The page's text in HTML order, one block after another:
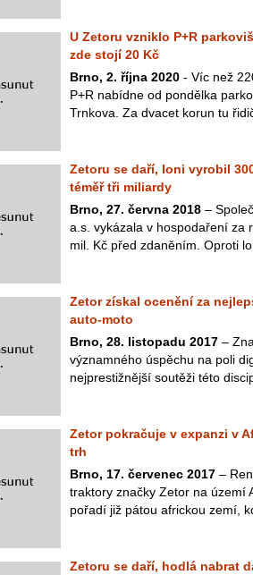
U Zetoru vzniklo P+R
zde stojí 20 Kč
Brno, 2. října 2020 - Víc než
P+R nabídne od pondělka
Trnkova. Za dvacet korun tu
Zetoru se daří, loni vyrobil
téměř tři miliardy
Brno, 27. června 2018 –
a.s. vykázala v hospodaření za
mil. Kč před zdaněním. Oproti
Zetor získal ocenění za
auto-moto
Brno, 28. listopadu 2017 –
významného úspěchu na poli
nejprestižnější soutěži této
Zetor pokračuje v expanzi v
trh
Brno, 17. červenec 2017 –
traktory značky Zetor na území
pořadí již pátou africkou zemí,
Zetoru se daří, hodlá nabrat